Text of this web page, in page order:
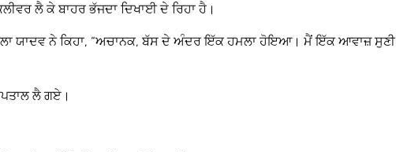
ਲੈ ਕੇ ਬਾਹਰ ਭੱਜਦਾ ਦਿਖਾਈ ਦੇ ਰਿਹਾ ਹੈ।
ਯਾਦਵ ਨੇ ਕਿਹਾ, “ਅਚਾਨਕ, ਬੱਸ ਦੇ ਅੰਦਰ ਇੱਕ ਹਮਲਾ ਹੋਇਆ। ਮੈਂ ਇੱਕ ਆਵਾਜ਼ ਸੁਣੀ
ਲੈ ਗਏ।